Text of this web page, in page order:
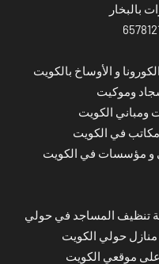
بالبخار
و الأوساخ بالكويت
وموكيت
ومباني الكويت
في الكويت
و مؤسسات في الكويت
حولي الكويت
موقعي الكويت